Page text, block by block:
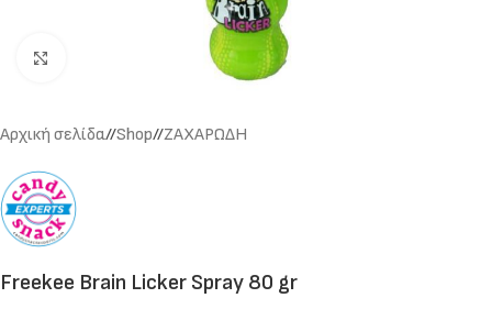
Αρχική σελίδα/ Shop/ ΖΑΧΑΡΩΔΗ
Freekee Brain Licker Spray 80 gr